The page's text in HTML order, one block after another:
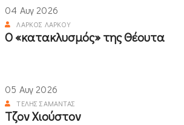
04 Αυγ 2026
ΛΆΡΚΟΣ ΛΆΡΚΟΥ
Ο «κατακλυσμός» της Θέουτα
05 Αυγ 2026
ΤΈΛΗΣ ΣΑΜΑΝΤΆΣ
Τζον Χιούστον